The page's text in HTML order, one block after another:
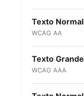
Texto Normal
WCAG AA
Texto Grande
WCAG AAA